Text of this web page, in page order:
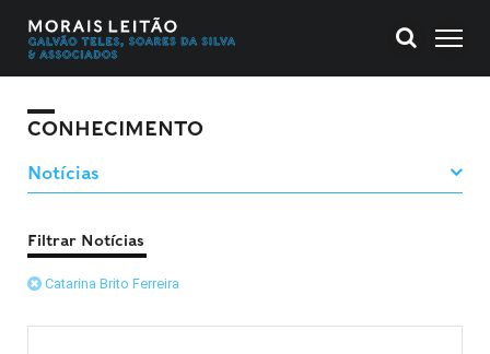
CONHECIMENTO
Filtrar Notícias
Catarina Brito Ferreira